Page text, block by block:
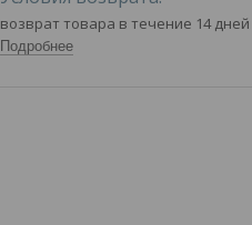
возврат товара в течение 14 дней
Подробнее